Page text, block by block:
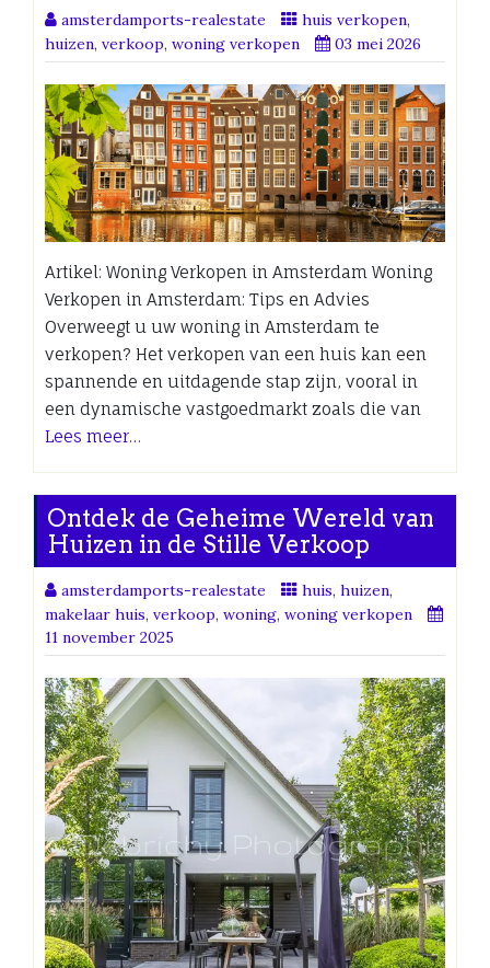
amsterdamports-realestate huis verkopen,
huizen, verkoop, woning verkopen 03 mei 2026
Artikel: Woning Verkopen in Amsterdam Woning
Verkopen in Amsterdam: Tips en Advies
Overweegt u uw woning in Amsterdam te
verkopen? Het verkopen van een huis kan een
spannende en uitdagende stap zijn, vooral in
een dynamische vastgoedmarkt zoals die van
Lees meer…
Ontdek de Geheime Wereld van
Huizen in de Stille Verkoop
amsterdamports-realestate huis, huizen,
makelaar huis, verkoop, woning, woning verkopen
11 november 2025